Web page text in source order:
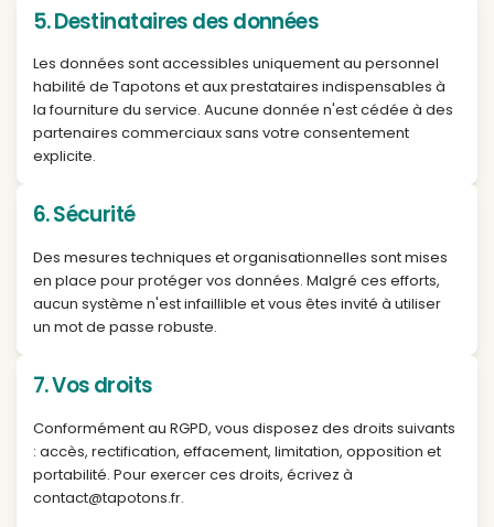
légale)
4. Durée de conservation
Les données liées à votre compte sont
pendant toute la durée d'utilisation du service.
ensuite supprimées sous 3 ans à compter de la
suppression du compte ou de la dernière activité.
données nécessaires au respect d'obligations
peuvent être conservées plus longtemps
la loi applicable.
5. Destinataires des données
Les données sont accessibles uniquement au
habilité de Tapotons et aux prestataires
la fourniture du service. Aucune donnée n'est